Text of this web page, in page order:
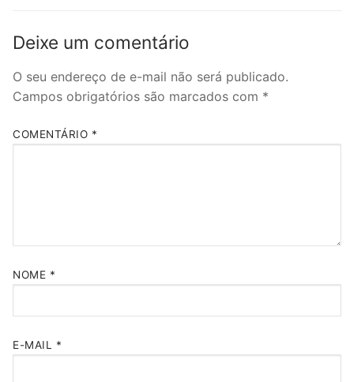
Deixe um comentário
O seu endereço de e-mail não será publicado.
Campos obrigatórios são marcados com *
COMENTÁRIO *
NOME *
E-MAIL *